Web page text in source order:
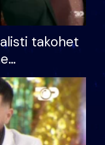
takohet
letër